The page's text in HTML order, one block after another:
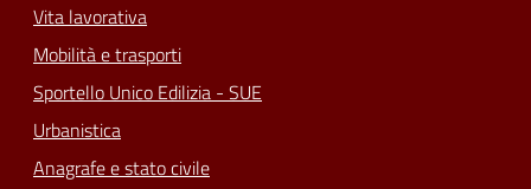
Vita lavorativa
Mobilità e trasporti
Sportello Unico Edilizia - SUE
Urbanistica
Anagrafe e stato civile